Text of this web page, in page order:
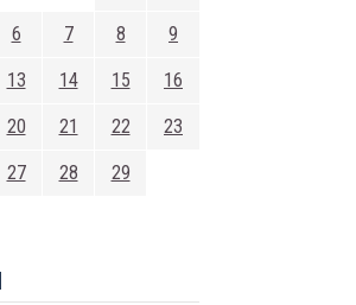
6 7 8 9
13 14 15 16
20 21 22 23
27 28
29